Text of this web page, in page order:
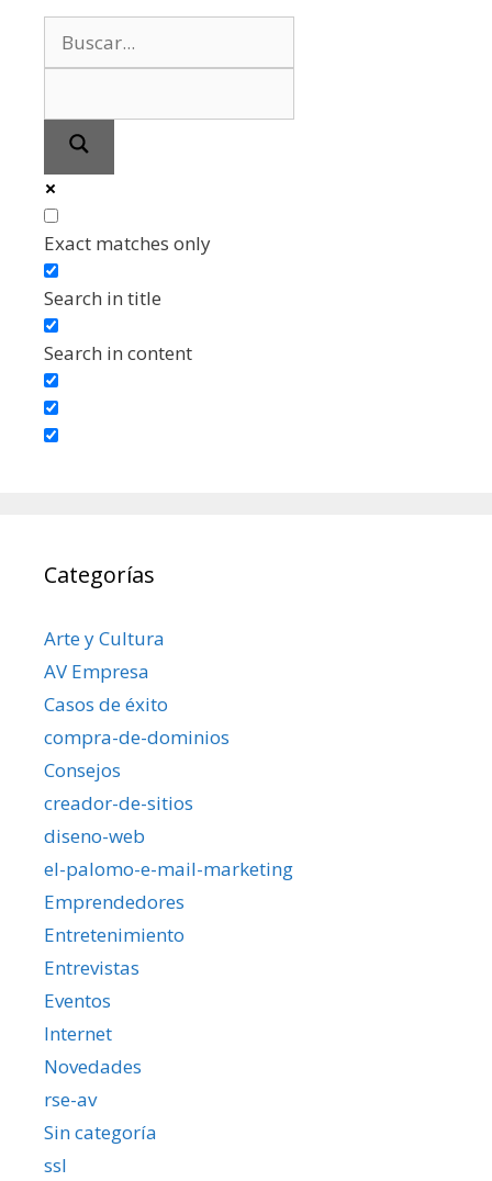
Exact matches only
Search in title
Search in content
Categorías
Arte y Cultura
AV Empresa
Casos de éxito
compra-de-dominios
Consejos
creador-de-sitios
diseno-web
el-palomo-e-mail-marketing
Emprendedores
Entretenimiento
Entrevistas
Eventos
Internet
Novedades
rse-av
Sin categoría
ssl